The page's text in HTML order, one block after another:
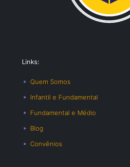
Links:
Quem Somos
Infantil e Fundamental
Fundamental e Médio
Blog
Convênios